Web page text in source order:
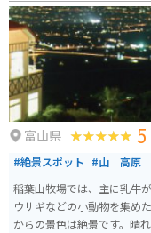
合、道の駅周辺は山岳路が
し、その分、雄大な景色を
す。ツーリングの休憩場所
富山県 5
#絶景スポット #山｜高原
稲葉山牧場では、主に乳牛
ウサギなどの小動物を集め
からの景色は絶景です。晴